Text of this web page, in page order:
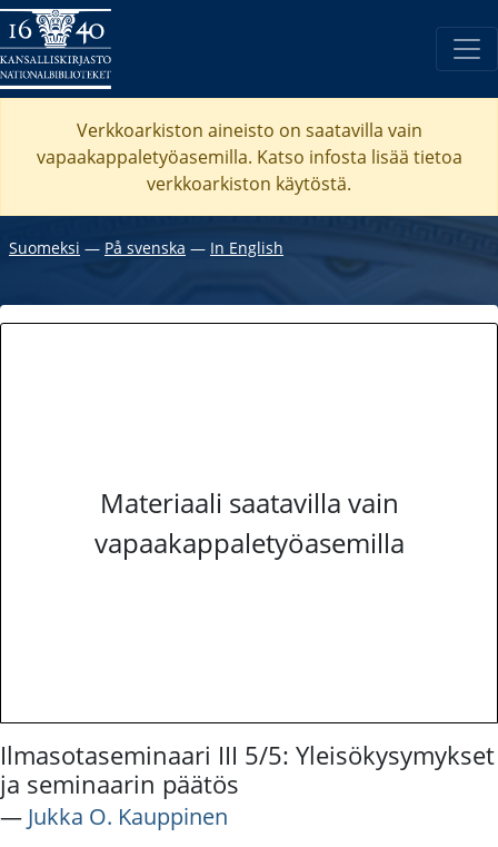
Verkkoarkiston aineisto on saatavilla vain
vapaakappaletyöasemilla. Katso infosta lisää tietoa
verkkoarkiston käytöstä.
Suomeksi ― På svenska ― In English
Materiaali saatavilla vain
vapaakappaletyöasemilla
Ilmasotaseminaari III 5/5: Yleisökysymykset
ja seminaarin päätös
― Jukka O. Kauppinen